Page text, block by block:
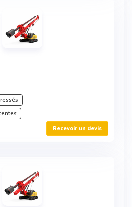
Recevoir un devis